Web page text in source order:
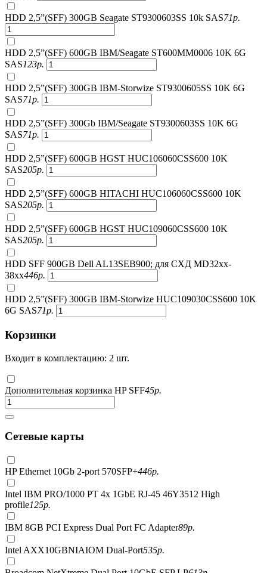
HDD 2,5”(SFF) 300GB Seagate ST9300603SS 10k SAS71р.
HDD 2,5”(SFF) 600GB IBM/Seagate ST600MM0006 10K 6G
SAS123р.
HDD 2,5”(SFF) 300GB IBM-Storwize ST9300605SS 10K 6G
SAS71р.
HDD 2,5”(SFF) 300Gb IBM/Seagate ST9300603SS 10K 6G
SAS71р.
HDD 2,5”(SFF) 600GB HGST HUC106060CSS600 10K
SAS205р.
HDD 2,5”(SFF) 600GB HITACHI HUC106060CSS600 10K
SAS205р.
HDD 2,5”(SFF) 600GB HGST HUC109060CSS600 10K
SAS205р.
HDD SFF 900GB Dell AL13SEB900; для СХД MD32xx-
38xx446р.
HDD 2,5”(SFF) 300GB IBM-Storwize HUC109030CSS600 10K
6G SAS71р.
Корзинки
Входит в комплектацию: 2 шт.
Дополнительная корзинка HP SFF45р.
Сетевые карты
HP Ethernet 10Gb 2-port 570SFP+446р.
Intel IBM PRO/1000 PT 4x 1GbE RJ-45 46Y3512 High
profile125р.
IBM 8GB PCI Express Dual Port FC Adapter89р.
Intel AXX10GBNIAIOM Dual-Port535р.